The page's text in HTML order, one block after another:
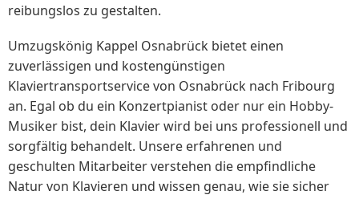
reibungslos zu gestalten.
Umzugskönig Kappel Osnabrück bietet einen
zuverlässigen und kostengünstigen
Klaviertransportservice von Osnabrück nach Fribourg
an. Egal ob du ein Konzertpianist oder nur ein Hobby-
Musiker bist, dein Klavier wird bei uns professionell und
sorgfältig behandelt. Unsere erfahrenen und
geschulten Mitarbeiter verstehen die empfindliche
Natur von Klavieren und wissen genau, wie sie sicher